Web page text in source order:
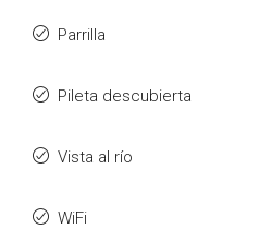
Parrilla
Pileta descubierta
Vista al río
WiFi